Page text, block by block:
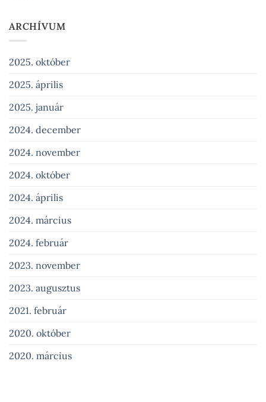
ARCHÍVUM
2025. október
2025. április
2025. január
2024. december
2024. november
2024. október
2024. április
2024. március
2024. február
2023. november
2023. augusztus
2021. február
2020. október
2020. március